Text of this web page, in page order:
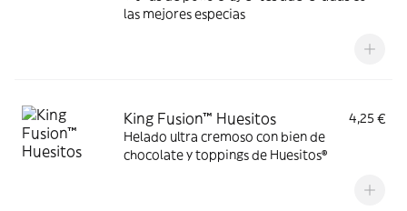
las mejores especias
King Fusion™ Huesitos
4,25 €
Helado ultra cremoso con bien de
chocolate y toppings de Huesitos®